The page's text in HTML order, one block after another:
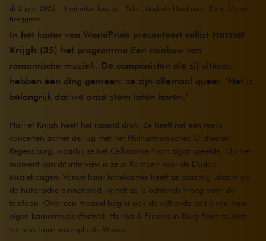
di 2 jun. 2026 - 4 minuten leestijd - Tekst: Liesbeth Houtman - Foto: Marco
Borggreve
In het kader van WorldPride presenteert cellist Harriet
Krijgh (35) het programma Een rainbow van
romantische muziek. De componisten die zij uitkoos
hebben één ding gemeen: ze zijn allemaal queer. ‘Het is
belangrijk dat we onze stem laten horen.’
Harriet Krijgh heeft het razend druk. Ze heeft net een reeks
concerten achter de rug met het Philharmonisches Orchester
Regensburg, waarbij ze het Celloconcert van Elgar speelde. Op het
moment van dit interview is ze in Kampen voor de Dudok
Muziekdagen. Vanuit haar hotelkamer heeft ze prachtig uitzicht op
de historische binnenstad, vertelt ze ’s ochtends vroeg door de
telefoon. Over een maand begint ook de vijftiende editie van haar
eigen kamermuziekfestival: Harriet & Friends in Burg Feistritz, niet
ver van haar woonplaats Wenen.